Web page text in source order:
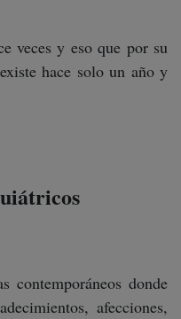
veces y eso que por su
hace solo un año y
contemporáneos donde
afecciones,